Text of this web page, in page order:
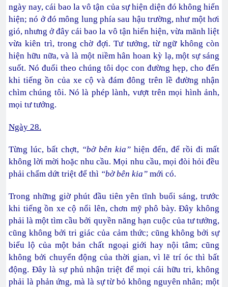
ngày nay, cái bao la vô tận của sự hiện diện đó không hiển
hiện; nó ở đó mông lung phía sau hậu trường, như một hơi
gió, nhưng ở đây cái bao la vô tận hiển hiện, vừa mãnh liệt
vừa kiên trì, trong chờ đợi. Tư tưởng, từ ngữ không còn
hiện hữu nữa, và là một niềm hân hoan kỳ lạ, một sự sáng
suốt. Nó đuổi theo chúng tôi dọc con đường hẹp, cho đến
khi tiếng ồn của xe cộ và đám đông trên lề đường nhận
chìm chúng tôi. Nó là phép lành, vượt trên mọi hình ảnh,
mọi tư tưởng.
Ngày 28.
Từng lúc, bất chợt, “bờ bên kia” hiện đến, để rồi đi mất
không lời mời hoặc nhu cầu. Mọi nhu cầu, mọi đòi hỏi đều
phải chấm dứt triệt để thì “bờ bên kia” mới có.
Trong những giờ phút đầu tiên yên tĩnh buổi sáng, trước
khi tiếng ồn xe cộ nổi lên, chơn mỹ phô bày. Đây không
phải là một tìm cầu bởi quyền năng hạn cuộc của tư tưởng,
cũng không bởi tri giác của cảm thức; cũng không bởi sự
biểu lộ của một bản chất ngoại giới hay nội tâm; cũng
không bởi chuyển động của thời gian, vì lẽ trí óc thì bất
động. Đây là sự phủ nhận triệt để mọi cái hữu tri, không
phải là phản ứng, mà là sự từ bỏ không nguyên nhân; một